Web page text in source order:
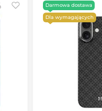
Darmowa dostawa
Dla wymagających